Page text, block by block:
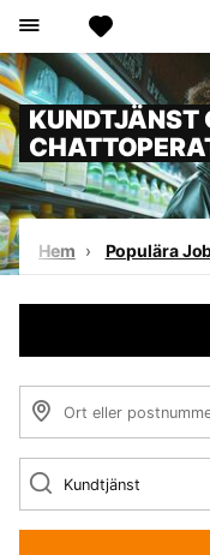
KUNDTJÄNST
Hem Populära